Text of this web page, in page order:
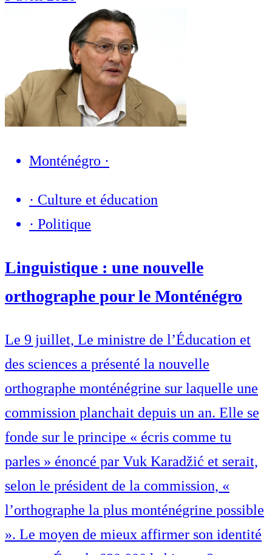
Monténégro ·
· Culture et éducation
· Politique
Linguistique : une nouvelle
orthographe pour le Monténégro
Le 9 juillet, Le ministre de l’Éducation et
des sciences a présenté la nouvelle
orthographe monténégrine sur laquelle une
commission planchait depuis un an. Elle se
fonde sur le principe « écris comme tu
parles » énoncé par Vuk Karadžić et serait,
selon le président de la commission, «
l’orthographe la plus monténégrine possible
». Le moyen de mieux affirmer son identité